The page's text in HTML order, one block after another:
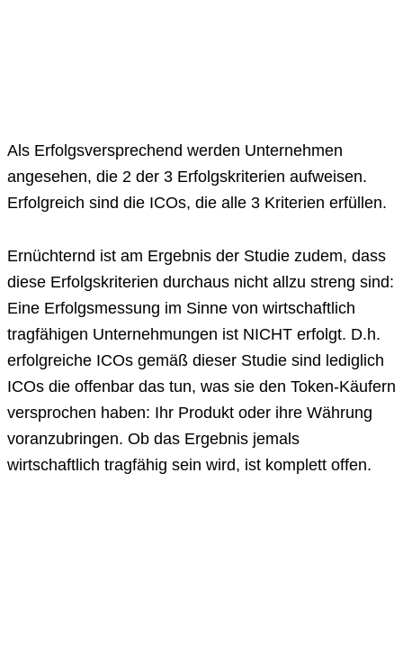
Als Erfolgsversprechend werden Unternehmen
angesehen, die 2 der 3 Erfolgskriterien aufweisen.
Erfolgreich sind die ICOs, die alle 3 Kriterien erfüllen.
Ernüchternd ist am Ergebnis der Studie zudem, dass
diese Erfolgskriterien durchaus nicht allzu streng sind:
Eine Erfolgsmessung im Sinne von wirtschaftlich
tragfähigen Unternehmungen ist NICHT erfolgt. D.h.
erfolgreiche ICOs gemäß dieser Studie sind lediglich
ICOs die offenbar das tun, was sie den Token-Käufern
versprochen haben: Ihr Produkt oder ihre Währung
voranzubringen. Ob das Ergebnis jemals
wirtschaftlich tragfähig sein wird, ist komplett offen.